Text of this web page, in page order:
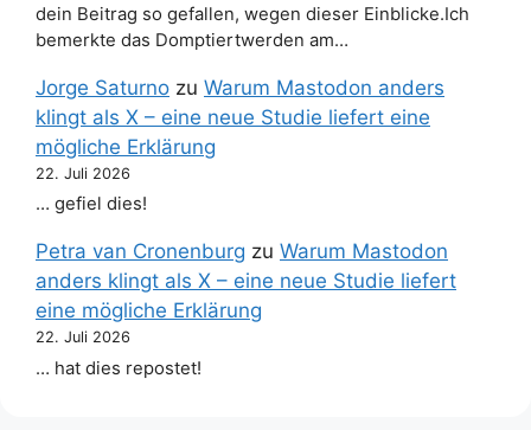
dein Beitrag so gefallen, wegen dieser Einblicke.Ich
bemerkte das Domptiertwerden am…
Jorge Saturno zu Warum Mastodon anders
klingt als X – eine neue Studie liefert eine
mögliche Erklärung
22. Juli 2026
… gefiel dies!
Petra van Cronenburg zu Warum Mastodon
anders klingt als X – eine neue Studie liefert
eine mögliche Erklärung
22. Juli 2026
… hat dies repostet!